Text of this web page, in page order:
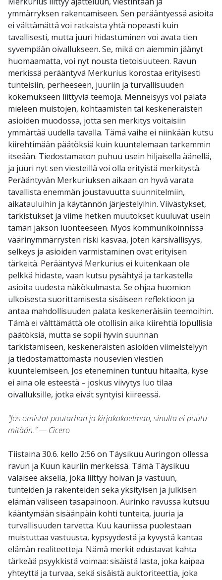
ymmärryksen rakentamiseen. Sen perääntyessä asioita
ei välttämättä voi ratkaista yhtä nopeasti kuin
tavallisesti, mutta juuri hidastuminen voi avata tien
syvempään oivallukseen. Se, mikä on aiemmin jäänyt
huomaamatta, voi nyt nousta tietoisuuteen. Ravun
merkissä perääntyvä Merkurius korostaa erityisesti
tunteisiin, perheeseen, juuriin ja turvallisuuden
kokemukseen liittyviä teemoja. Menneisyys voi palata
mieleen muistojen, kohtaamisten tai keskeneräisten
asioiden muodossa, jotta sen merkitys voitaisiin
ymmärtää uudella tavalla. Tämä vaihe ei niinkään kutsu
kiirehtimään päätöksiä kuin kuuntelemaan tarkemmin
itseään. Tiedostamaton puhuu usein hiljaisella äänellä,
ja juuri nyt sen viesteillä voi olla erityistä merkitystä.
Perääntyvän Merkuriuksen aikaan on hyvä varata
tavallista enemmän joustavuutta suunnitelmiin,
aikatauluihin ja käytännön järjestelyihin. Viivästykset,
tarkistukset ja viime hetken muutokset kuuluvat usein
tämän jakson luonteeseen. Myös kommunikoinnissa
väärinymmärrysten riski kasvaa, joten kärsivällisyys,
selkeys ja asioiden varmistaminen ovat erityisen
tärkeitä. Perääntyvä Merkurius ei kuitenkaan ole
pelkkä hidaste, vaan kutsu pysähtyä ja tarkastella
asioita uudesta näkökulmasta. Se ohjaa huomion
ulkoisesta suorittamisesta sisäiseen reflektioon ja
antaa mahdollisuuden palata keskeneräisiin teemoihin.
Tämä ei välttämättä ole otollisin aika kiirehtiä lopullisia
päätöksiä, mutta se sopii hyvin suunnan
tarkistamiseen, keskeneräisten asioiden viimeistelyyn
ja tiedostamattomasta nousevien viestien
kuuntelemiseen. Jos eteneminen tuntuu hitaalta, kyse
ei aina ole esteestä – joskus viivytys luo tilaa
oivalluksille, jotka eivät syntyisi kiireessä.
"Jos omistat puutarhan ja kirjakokoelman, sinulta ei puutu
mitään." — Cicero
Tiistaina 30.6. kello 2:56 on Täysikuu Auringon ollessa
ravun ja Kuun kauriin merkeissä. Tämä Täysikuu
valaisee akselia, joka liittyy hoivan ja vastuun,
tunteiden ja rakenteiden sekä yksityisen ja julkisen
elämän väliseen tasapainoon. Aurinko ravussa kutsuu
kääntymään sisäänpäin kohti tunteita, juuria ja
turvallisuuden tarvetta. Kuu kauriissa puolestaan
muistuttaa vastuusta, kypsyydestä ja kyvystä kantaa
elämän realiteetteja. Nämä merkit edustavat kahta
tärkeää psyykkistä voimaa: sisäistä lasta, joka kaipaa
yhteyttä ja turvaa, sekä sisäistä auktoriteettia, joka